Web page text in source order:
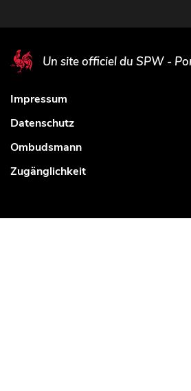
Un site officiel du SPW -
Impressum
Datenschutz
Ombudsmann
Zugänglichkeit